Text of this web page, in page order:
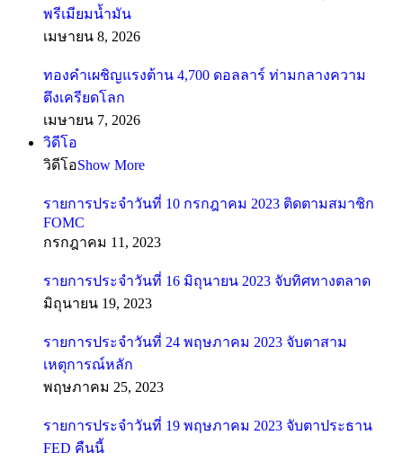
พรีเมียมน้ำมัน
เมษายน 8, 2026
ทองคำเผชิญแรงต้าน 4,700 ดอลลาร์ ท่ามกลางความ
ตึงเครียดโลก
เมษายน 7, 2026
วิดีโอ
วิดีโอShow More
รายการประจำวันที่ 10 กรกฎาคม 2023 ติดตามสมาชิก
FOMC
กรกฎาคม 11, 2023
รายการประจำวันที่ 16 มิถุนายน 2023 จับทิศทางตลาด
มิถุนายน 19, 2023
รายการประจำวันที่ 24 พฤษภาคม 2023 จับตาสาม
เหตุการณ์หลัก
พฤษภาคม 25, 2023
รายการประจำวันที่ 19 พฤษภาคม 2023 จับตาประธาน
FED คืนนี้